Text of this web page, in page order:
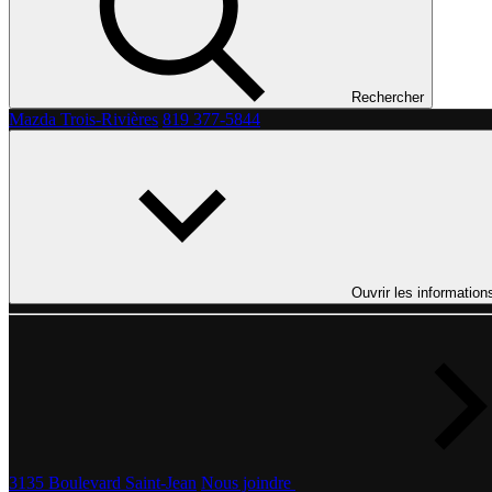
Rechercher
Mazda Trois-Rivières 819 377-5844
Ouvrir les
3135 Boulevard Saint-Jean Nous joindre